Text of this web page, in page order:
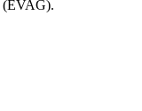
(EVAG).